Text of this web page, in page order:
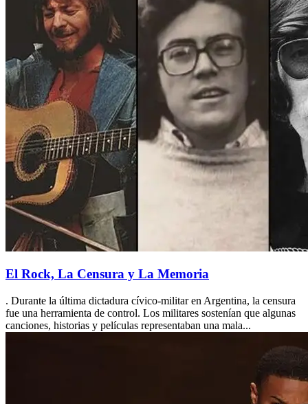
El Rock, La Censura y La Memoria
. Durante la última dictadura cívico-militar en Argentina, la censura
fue una herramienta de control. Los militares sostenían que algunas
canciones, historias y películas representaban una mala...